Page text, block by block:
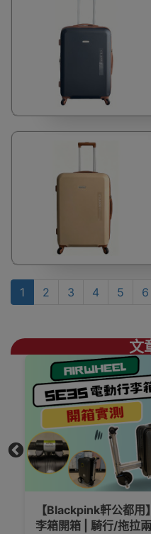
1 2 3 4 5 6
文
Blackpink 大熱
2024年更新香港